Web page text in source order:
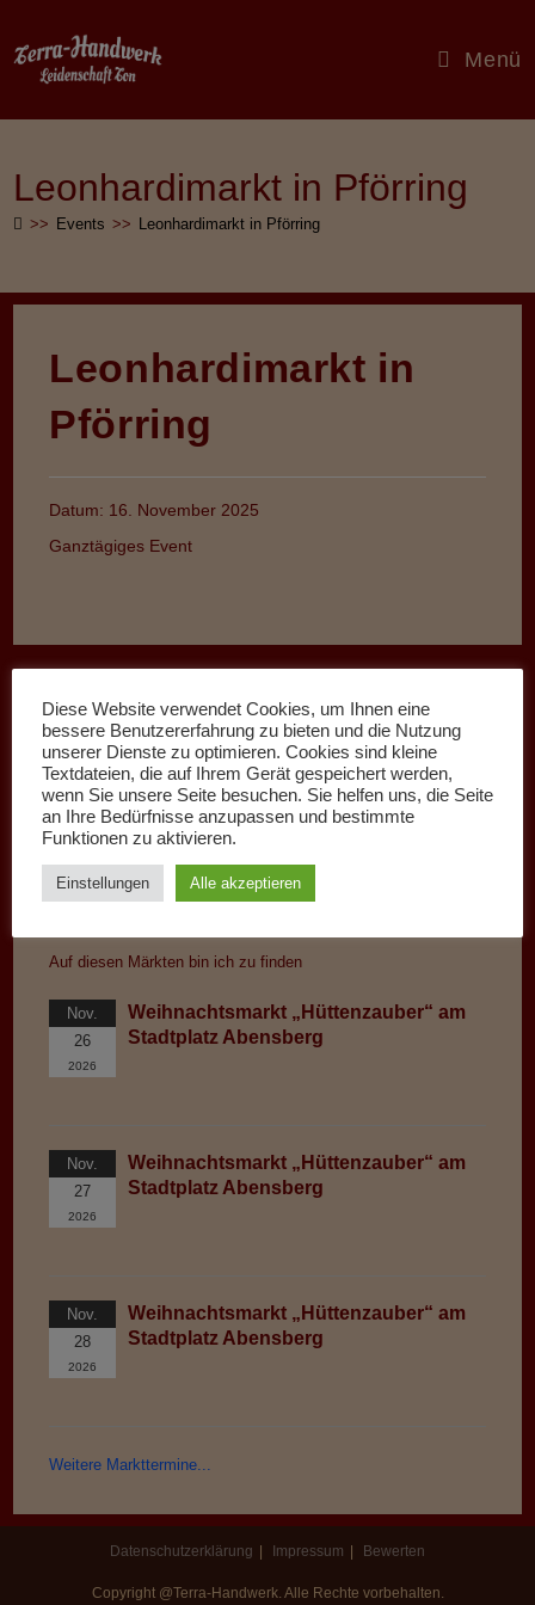
Inhalt
springen
Menü
Leonhardimarkt in Pförring
>> Events >> Leonhardimarkt in Pförring
Leonhardimarkt in
Pförring
Datum: 16. November 2025
Ganztägiges Event
Auf diesen Märkten bin ich zu finden
Nov.
26
2026
Weihnachtsmarkt „Hüttenzauber“ am
Stadtplatz Abensberg
Nov.
27
2026
Weihnachtsmarkt „Hüttenzauber“ am
Stadtplatz Abensberg
Nov.
28
2026
Weihnachtsmarkt „Hüttenzauber“ am
Stadtplatz Abensberg
Weitere Markttermine...
Datenschutzerklärung Impressum Bewerten
Copyright @Terra-Handwerk. Alle Rechte vorbehalten.
Diese Website verwendet Cookies, um Ihnen eine
bessere Benutzererfahrung zu bieten und die Nutzung
unserer Dienste zu optimieren. Cookies sind kleine
Textdateien, die auf Ihrem Gerät gespeichert werden,
wenn Sie unsere Seite besuchen. Sie helfen uns, die Seite
an Ihre Bedürfnisse anzupassen und bestimmte
Funktionen zu aktivieren.
Einstellungen Alle akzeptieren